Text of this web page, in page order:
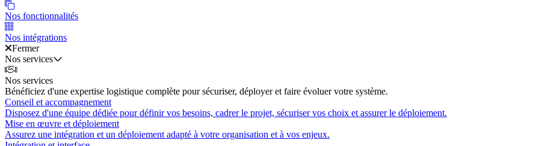
Nos fonctionnalités
Nos intégrations
Fermer
Nos services
Nos services
Bénéficiez d'une expertise logistique complète pour sécuriser, déployer et faire évoluer votre système.
Conseil et accompagnement
Disposez d'une équipe dédiée pour définir vos besoins, cadrer le projet, sécuriser vos choix et assurer le déploiement.
Mise en œuvre et déploiement
Assurez une intégration et un déploiement adapté à votre organisation et à vos enjeux.